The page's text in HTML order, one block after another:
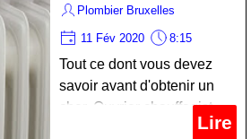
Plombier Bruxelles
11 Fév 2020 8:15
Tout ce dont vous devez
savoir avant d'obtenir un
cher. Ouvrier chauffagist
professionnel remise enLire